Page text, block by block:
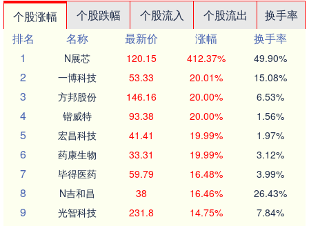
个股涨幅 个股跌幅 个股流入 个股流出
换手率
排名
名称 最新价 涨幅
换手率
1
N展芯 120.15 412.37% 49.90%
2 一博科技 53.33 20.01% 15.08%
3 方邦股份 146.16 20.00% 6.53%
4 锴威特 93.38 20.00% 1.56%
5 宏昌科技 41.41 19.99% 1.97%
6 药康生物 33.31 19.99% 3.12%
7 毕得医药 59.79 16.48% 3.99%
8 N吉和昌 38 16.46% 26.43%
9 光智科技 231.8 14.75% 7.84%